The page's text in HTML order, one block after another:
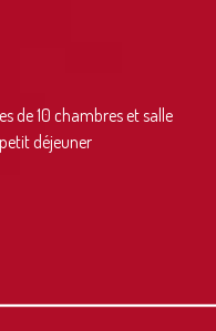
de 10 chambres et salle
petit déjeuner